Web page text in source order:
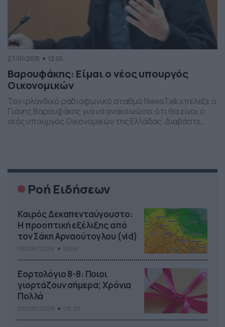
27/01/2015 12:05
Βαρουφάκης: Είμαι ο νέος υπουργός
Οικονομικών
Τον ιρλανδικό ραδιοφωνικό σταθμό NewsTalk επέλεξε ο
Γιάνης Βαρουφάκης για να ανακοινώσει ότι θα είναι ο
νεός υπουργός Οικονομικών της Ελλάδας. Διαβάστε
Ροή Ειδήσεων
Καιρός Δεκαπενταύγουστο:
Η προοπτική εξέλιξης από
τον Σάκη Αρναούτογλου (vid)
Εορτολόγιο 8-8: Ποιοι
γιορτάζουν σήμερα; Χρόνια
Πολλά